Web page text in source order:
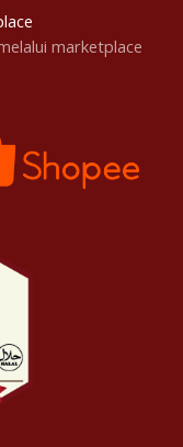
marketplace